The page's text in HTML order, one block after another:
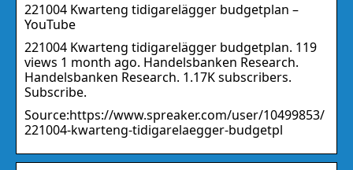
221004 Kwarteng tidigarelägger budgetplan –
YouTube
221004 Kwarteng tidigarelägger budgetplan. 119
views 1 month ago. Handelsbanken Research.
Handelsbanken Research. 1.17K subscribers.
Subscribe.
Source:https://www.spreaker.com/user/10499853/
221004-kwarteng-tidigarelaegger-budgetpl